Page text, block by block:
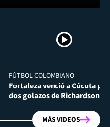
FÚTBOL COLOMBIANO
Fortaleza venció a Cúcuta por
dos golazos de Richardson
MÁS VIDEOS